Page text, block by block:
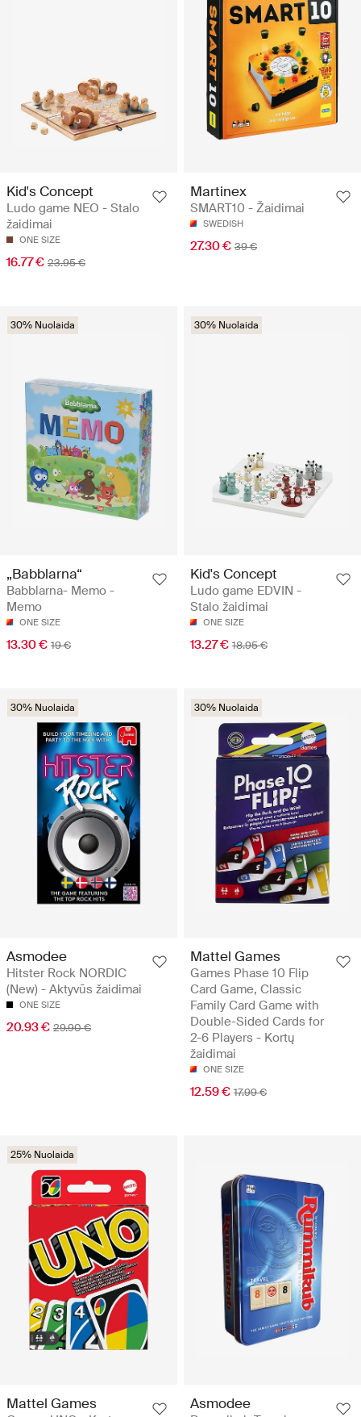
Kid's Concept
Ludo game NEO - Stalo
žaidimai
ONE SIZE
16.77 € 23.95 €
Martinex
SMART10 - Žaidimai
SWEDISH
27.30 € 39 €
30% Nuolaida
„Babblarna“
Babblarna- Memo -
Memo
ONE SIZE
13.30 € 19 €
30% Nuolaida
Kid's Concept
Ludo game EDVIN -
Stalo žaidimai
ONE SIZE
13.27 € 18.95 €
30% Nuolaida
Asmodee
Hitster Rock NORDIC
(New) - Aktyvūs žaidimai
ONE SIZE
20.93 € 29.90 €
30% Nuolaida
Mattel Games
Games Phase 10 Flip
Card Game, Classic
Family Card Game with
Double-Sided Cards for
2-6 Players - Kortų
žaidimai
ONE SIZE
12.59 € 17.99 €
25% Nuolaida
Mattel Games Asmodee